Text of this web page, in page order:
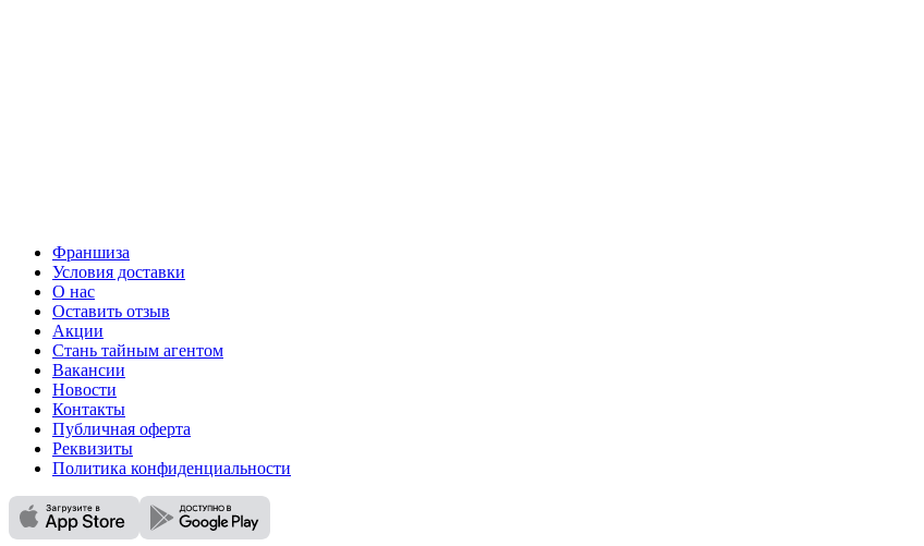
Франшиза
Условия доставки
О нас
Оставить отзыв
Акции
Стань тайным агентом
Вакансии
Новости
Контакты
Публичная оферта
Реквизиты
Политика конфиденциальности